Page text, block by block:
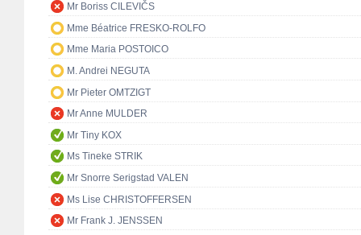
Mr Boriss CILEVIČS
Mme Béatrice FRESKO-ROLFO
Mme Maria POSTOICO
M. Andrei NEGUTA
Mr Pieter OMTZIGT
Mr Anne MULDER
Mr Tiny KOX
Ms Tineke STRIK
Mr Snorre Serigstad VALEN
Ms Lise CHRISTOFFERSEN
Mr Frank J. JENSSEN